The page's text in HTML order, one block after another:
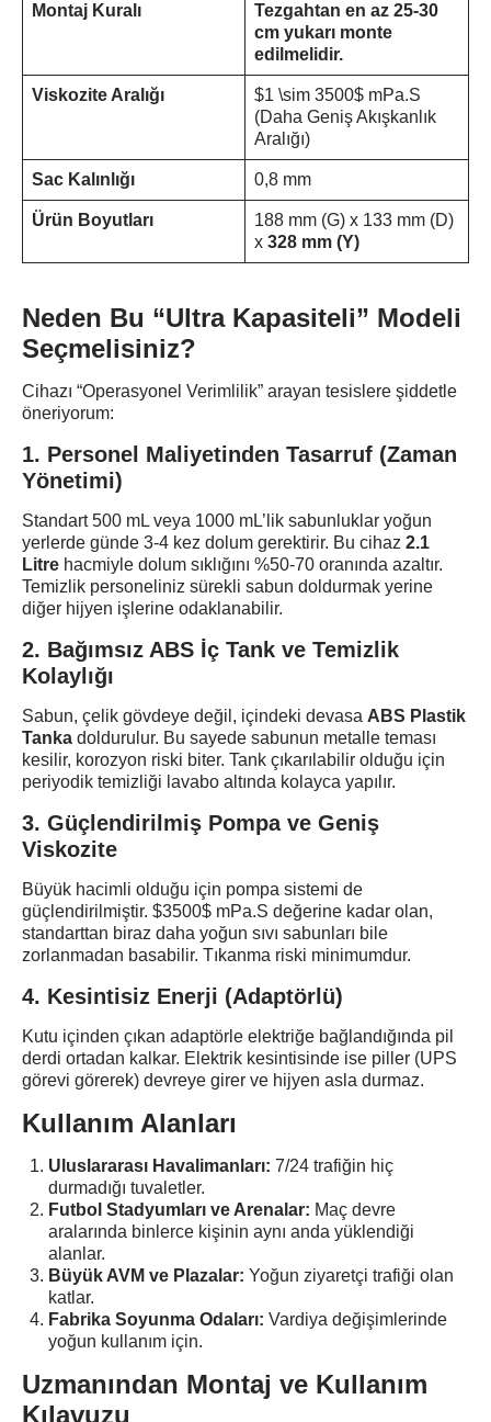
Montaj Kuralı
Tezgahtan en az 25-30
cm yukarı monte
edilmelidir.
Viskozite Aralığı
$1 \sim 3500$ mPa.S
(Daha Geniş Akışkanlık
Aralığı)
Sac Kalınlığı 0,8 mm
Ürün Boyutları
188 mm (G) x 133 mm (D)
x 328 mm (Y)
Neden Bu “Ultra Kapasiteli” Modeli
Seçmelisiniz?
Cihazı “Operasyonel Verimlilik” arayan tesislere şiddetle
öneriyorum:
1. Personel Maliyetinden Tasarruf (Zaman
Yönetimi)
Standart 500 mL veya 1000 mL’lik sabunluklar yoğun
yerlerde günde 3-4 kez dolum gerektirir. Bu cihaz 2.1
Litre hacmiyle dolum sıklığını %50-70 oranında azaltır.
Temizlik personeliniz sürekli sabun doldurmak yerine
diğer hijyen işlerine odaklanabilir.
2. Bağımsız ABS İç Tank ve Temizlik
Kolaylığı
Sabun, çelik gövdeye değil, içindeki devasa ABS Plastik
Tanka doldurulur. Bu sayede sabunun metalle teması
kesilir, korozyon riski biter. Tank çıkarılabilir olduğu için
periyodik temizliği lavabo altında kolayca yapılır.
3. Güçlendirilmiş Pompa ve Geniş
Viskozite
Büyük hacimli olduğu için pompa sistemi de
güçlendirilmiştir. $3500$ mPa.S değerine kadar olan,
standarttan biraz daha yoğun sıvı sabunları bile
zorlanmadan basabilir. Tıkanma riski minimumdur.
4. Kesintisiz Enerji (Adaptörlü)
Kutu içinden çıkan adaptörle elektriğe bağlandığında pil
derdi ortadan kalkar. Elektrik kesintisinde ise piller (UPS
görevi görerek) devreye girer ve hijyen asla durmaz.
Kullanım Alanları
Uluslararası Havalimanları: 7/24 trafiğin hiç
durmadığı tuvaletler.
Futbol Stadyumları ve Arenalar: Maç devre
aralarında binlerce kişinin aynı anda yüklendiği
alanlar.
Büyük AVM ve Plazalar: Yoğun ziyaretçi trafiği olan
katlar.
Fabrika Soyunma Odaları: Vardiya değişimlerinde
yoğun kullanım için.
Uzmanından Montaj ve Kullanım
Kılavuzu